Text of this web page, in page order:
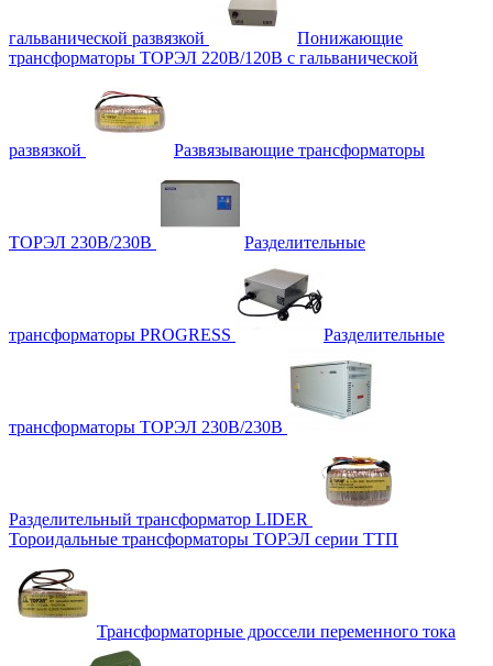
гальванической развязкой
Понижающие
трансформаторы ТОРЭЛ 220В/120В с гальванической
развязкой Развязывающие трансформаторы
ТОРЭЛ 230В/230В Разделительные
трансформаторы PROGRESS Разделительные
трансформаторы ТОРЭЛ 230В/230В
Разделительный трансформатор LIDER
Тороидальные трансформаторы ТОРЭЛ серии ТТП
Трансформаторные дроссели переменного тока